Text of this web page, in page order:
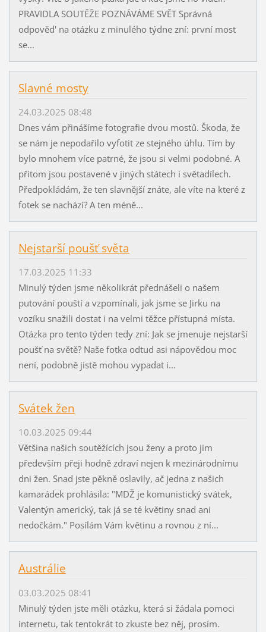
PRAVIDLA SOUTĚŽE POZNÁVÁME SVĚT Správná
odpověd' na otázku z minulého týdne zní: první most
se...
Slavné mosty
24.03.2025 08:48
Dnes vám přinášíme fotografie dvou mostů. Škoda, že
se nám je nepodařilo vyfotit ze stejného úhlu. Tím by
bylo mnohem více patrné, že jsou si velmi podobné. A
přitom jsou postavené v jiných státech i světadílech.
Předpokládám, že ten slavnější znáte, ale víte na které z
fotek se nachází? A ten méně...
Nejstarší poušť světa
17.03.2025 11:33
Minulý týden jsme několikrát přednášeli o našem
putování pouští a vzpomínali, jak jsme se Jirku na
vozíku snažili dostat i na velmi těžce přístupná místa.
Otázka pro tento týden tedy zní: Jak se jmenuje nejstarší
poušť na světě? Naše fotka odtud asi nápovědou moc
není, podobně jistě mohou vypadat i...
Svátek žen
10.03.2025 09:44
Většina našich soutěžících jsou ženy a proto jim
především přeji hodně zdraví nejen k mezinárodnímu
dni žen. Snad jste pěkně oslavily, ač jedna z našich
kamarádek prohlásila: "MDŽ je komunistický svátek,
Valentýn americký, tak já se té květiny snad ani
nedočkám." Posílám Vám květinu a rovnou z ní...
Austrálie
03.03.2025 08:41
Minulý týden jste měli otázku, která si žádala pomoci
internetu, tak tentokrát to zkuste bez něj, prosím.